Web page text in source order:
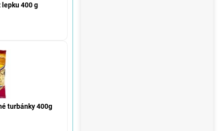
lepku 400 g
turbánky 400g